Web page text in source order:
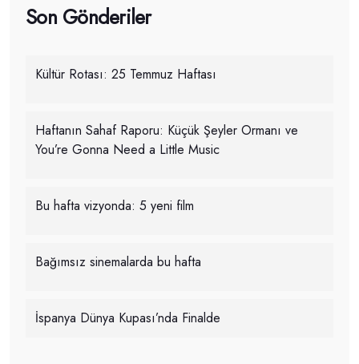
Son Gönderiler
Kültür Rotası: 25 Temmuz Haftası
Haftanın Sahaf Raporu: Küçük Şeyler Ormanı ve
You’re Gonna Need a Little Music
Bu hafta vizyonda: 5 yeni film
Bağımsız sinemalarda bu hafta
İspanya Dünya Kupası’nda Finalde